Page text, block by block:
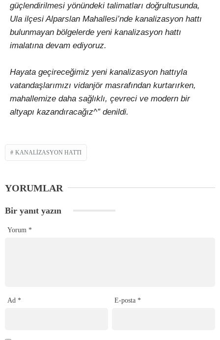
güçlendirilmesi yönündeki talimatları doğrultusunda,
Ula ilçesi Alparslan Mahallesi’nde kanalizasyon hattı
bulunmayan bölgelerde yeni kanalizasyon hattı
imalatına devam ediyoruz.
Hayata geçireceğimiz yeni kanalizasyon hattıyla
vatandaşlarımızı vidanjör masrafından kurtarırken,
mahallemize daha sağlıklı, çevreci ve modern bir
altyapı kazandıracağız^” denildi.
KANALIZASYON HATTI
YORUMLAR
Bir yanıt yazın
Yorum *
Ad * E-posta *